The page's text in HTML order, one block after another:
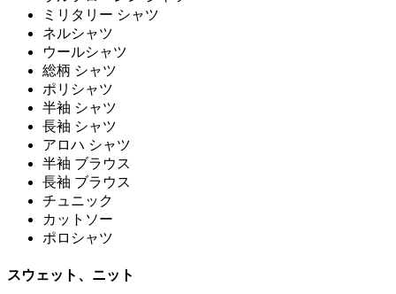
ミリタリー シャツ
ネルシャツ
ウールシャツ
総柄 シャツ
ポリシャツ
半袖 シャツ
長袖 シャツ
アロハ シャツ
半袖 ブラウス
長袖 ブラウス
チュニック
カットソー
ポロシャツ
スウェット、ニット